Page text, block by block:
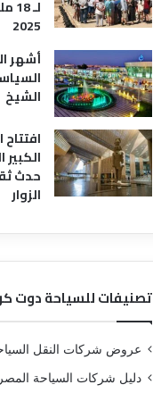
2025
أشهر
الشيخ
حدث
الزوار
تصنيفات للسياحة دوت
عروض شركات النقل
دليل شركات السياحة